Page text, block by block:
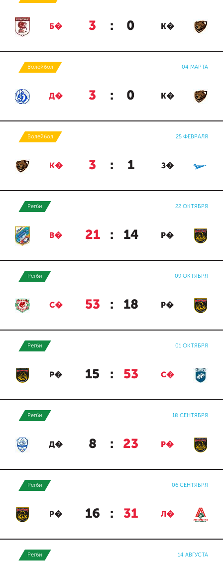
Б� 3 : 0 К�
Волейбол 04 МАРТА
Д� 3 : 0 К�
Волейбол 25 ФЕВРАЛЯ
К� 3 : 1 З�
Регби 22 ОКТЯБРЯ
В� 21 : 14 Р�
Регби 09 ОКТЯБРЯ
С� 53 : 18 Р�
Регби 01 ОКТЯБРЯ
Р� 15 : 53 С�
Регби 18 СЕНТЯБРЯ
Д� 8 : 23 Р�
Регби 06 СЕНТЯБРЯ
Р� 16 : 31 Л�
Регби 14 АВГУСТА